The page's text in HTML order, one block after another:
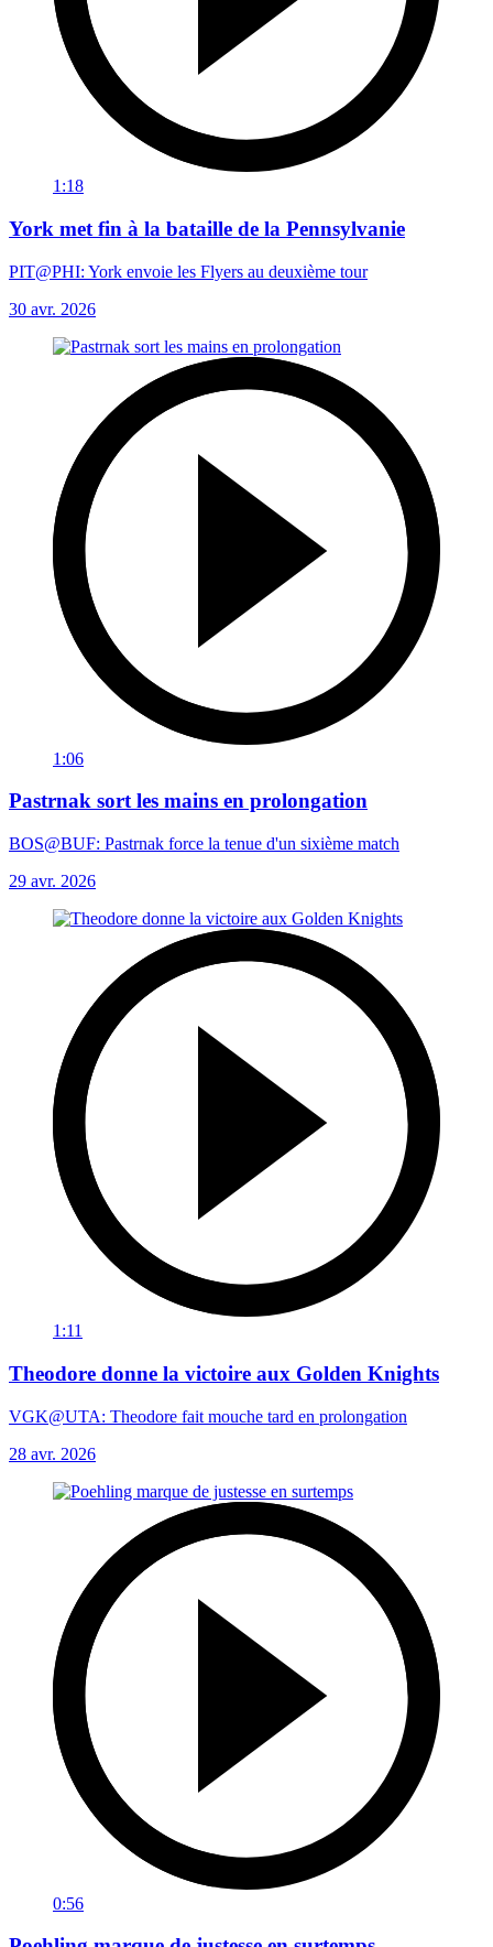
1:18
York met fin à la bataille de la Pennsylvanie
PIT@PHI: York envoie les Flyers au deuxième tour
30 avr. 2026
1:06
Pastrnak sort les mains en prolongation
BOS@BUF: Pastrnak force la tenue d'un sixième match
29 avr. 2026
1:11
Theodore donne la victoire aux Golden Knights
VGK@UTA: Theodore fait mouche tard en prolongation
28 avr. 2026
0:56